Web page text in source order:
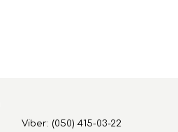
Viber: (050) 415-03-22